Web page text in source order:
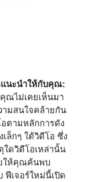
แนะนำให้กับคุณ:
ณไม่เคยเห็นมา
มสนใจคล้ายกัน
ตามหลักการดัง
ล็กๆ ใต้วิดีโอ ซึ่ง
ใดวิดีโอเหล่านั้น
ให้คุณค้นพบ
เจอร์ใหม่นี้เปิด